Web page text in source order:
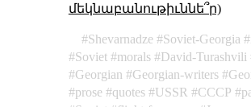
մեկնաբանութիւննե՞ր)
Shevarnadze Soviet-Georgia
Soviet
morals David-Turashvili
Georgian
Georgian-writers
prose
quotes USSR СССР